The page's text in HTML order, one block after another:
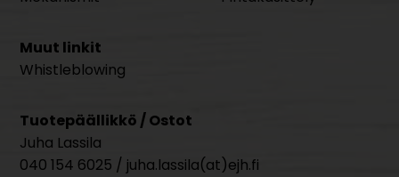
Muut linkit
Whistleblowing
Tuotepäällikkö / Ostot
Juha Lassila
040 154 6025 / juha.lassila(at)ejh.fi